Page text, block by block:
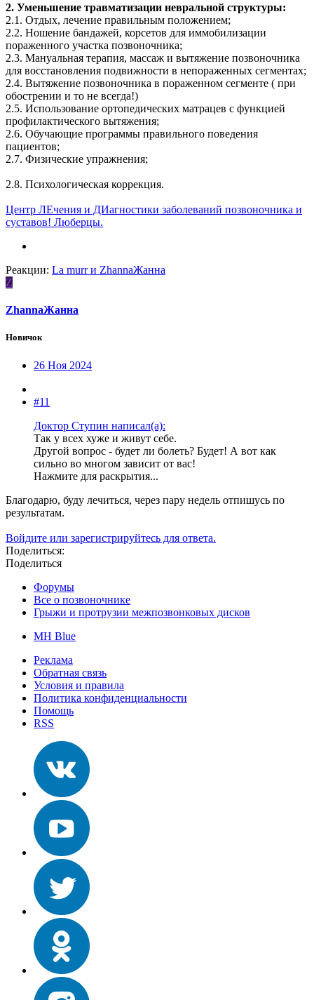
2. Уменьшение травматизации невральной структуры:
2.1. Отдых, лечение правильным положением;
2.2. Ношение бандажей, корсетов для иммобилизации
пораженного участка позвоночника;
2.3. Мануальная терапия, массаж и вытяжение позвоночника
для восстановления подвижности в непораженных сегментах;
2.4. Вытяжение позвоночника в пораженном сегменте ( при
обострении и то не всегда!)
2.5. Использование ортопедических матрацев с функцией
профилактического вытяжения;
2.6. Обучающие программы правильного поведения
пациентов;
2.7. Физические упражнения;
2.8. Психологическая коррекция.
Центр ЛЕчения и ДИагностики заболеваний позвоночника и
суставов! Люберцы.
Реакции: La murrи ZhannaЖанна
Z
ZhannaЖанна
Новичок
26 Ноя 2024
#11
Доктор Ступин написал(а):
Так у всех хуже и живут себе.
Другой вопрос - будет ли болеть? Будет! А вот как
сильно во многом зависит от вас!
Нажмите для раскрытия...
Благодарю, буду лечиться, через пару недель отпишусь по
результатам.
Войдите или зарегистрируйтесь для ответа.
Поделиться:
Поделиться
Форумы
Все о позвоночнике
Грыжи и протрузии межпозвонковых дисков
MH Blue
Реклама
Обратная связь
Условия и правила
Политика конфиденциальности
Помощь
RSS